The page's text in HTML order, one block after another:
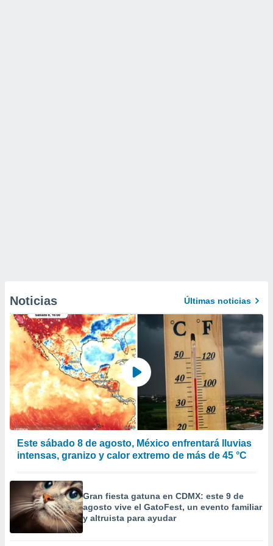
Noticias Últimas noticias
Este sábado 8 de agosto, México enfrentará lluvias
intensas, granizo y calor extremo de más de 45 °C
Gran fiesta gatuna en CDMX: este 9 de
agosto vive el GatoFest, un evento familiar
y altruista para ayudar